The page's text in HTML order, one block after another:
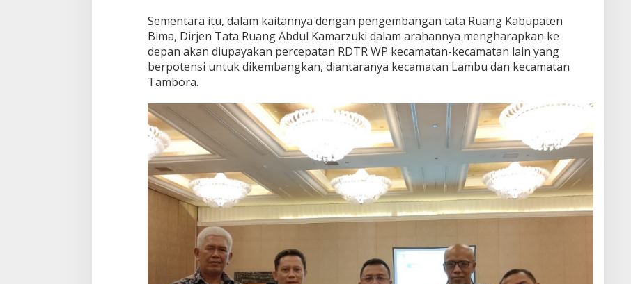
Sementara itu, dalam kaitannya dengan pengembangan tata Ruang Kabupaten
Bima, Dirjen Tata Ruang Abdul Kamarzuki dalam arahannya mengharapkan ke
depan akan diupayakan percepatan RDTR WP kecamatan-kecamatan lain yang
berpotensi untuk dikembangkan, diantaranya kecamatan Lambu dan kecamatan
Tambora.